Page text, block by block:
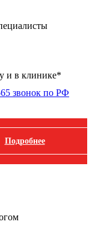
и в клинике*
звонок по РФ
Подробнее